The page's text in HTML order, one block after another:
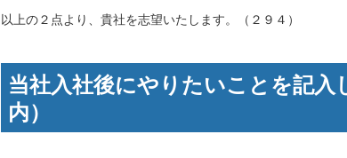
以上の２点より、貴社を志望いたします。（２９４）
当社入社後にやりたいことを記入
内）